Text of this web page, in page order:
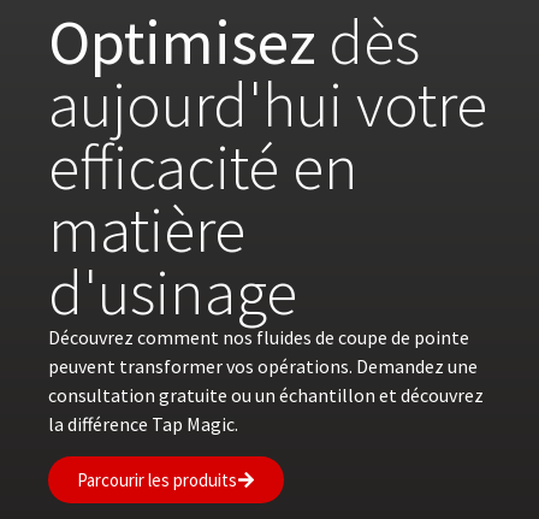
Optimisez dès
aujourd'hui votre
efficacité en
matière
d'usinage
Découvrez comment nos fluides de coupe de pointe
peuvent transformer vos opérations. Demandez une
consultation gratuite ou un échantillon et découvrez
la différence Tap Magic.
Parcourir les produits